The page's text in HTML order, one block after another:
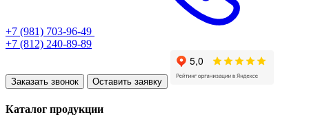
+7 (981) 703-96-49
+7 (812) 240-89-89
Заказать звонок Оставить заявку
Каталог продукции